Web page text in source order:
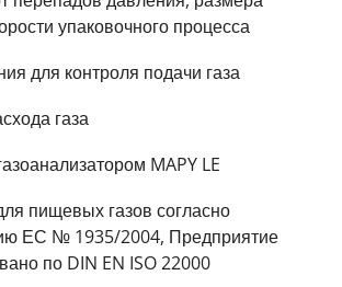
упаковочного процесса
для контроля подачи газа
газа
MAPY LE
пищевых газов согласно
ЕС № 1935/2004, Предприятие
по DIN EN ISO 22000